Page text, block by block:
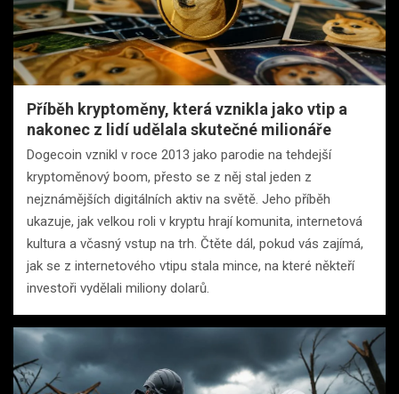
Příběh kryptoměny, která vznikla jako vtip a
nakonec z lidí udělala skutečné milionáře
Dogecoin vznikl v roce 2013 jako parodie na tehdejší
kryptoměnový boom, přesto se z něj stal jeden z
nejznámějších digitálních aktiv na světě. Jeho příběh
ukazuje, jak velkou roli v kryptu hrají komunita, internetová
kultura a včasný vstup na trh. Čtěte dál, pokud vás zajímá,
jak se z internetového vtipu stala mince, na které někteří
investoři vydělali miliony dolarů.